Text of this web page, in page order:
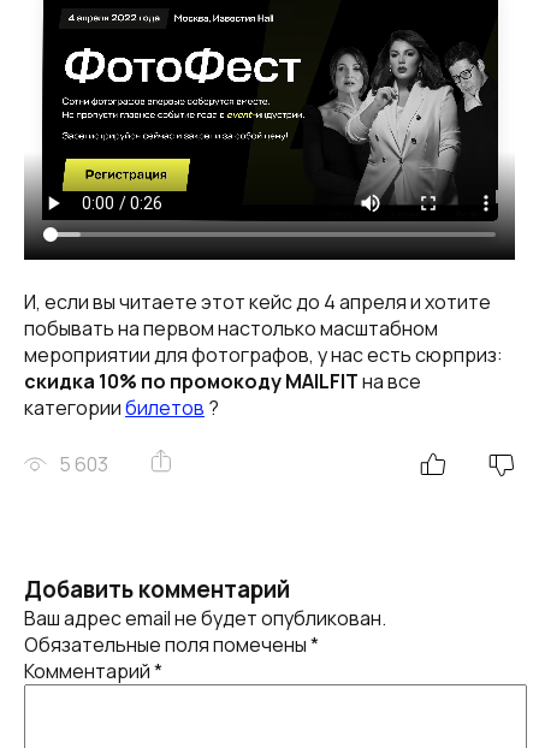
И, если вы читаете этот кейс до 4 апреля и хотите
побывать на первом настолько масштабном
мероприятии для фотографов, у нас есть сюрприз:
скидка 10% по промокоду MAILFITна все
категориибилетов ?
5 603
Добавить комментарий
Ваш адрес email не будет опубликован.
Обязательные поля помечены*
Комментарий*